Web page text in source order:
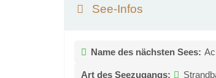
See-Infos
Name des nächsten Sees:
Art des Seezugangs: